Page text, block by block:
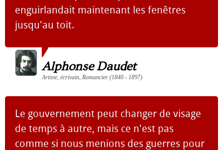
enguirlandait maintenant les fenêtres
jusqu'au toit.
Alphonse Daudet
Artiste, écrivain, Romancier (1840 - 1897)
Le gouvernement peut changer de visage
de temps à autre, mais ce n'est pas
comme si nous menions des guerres pour